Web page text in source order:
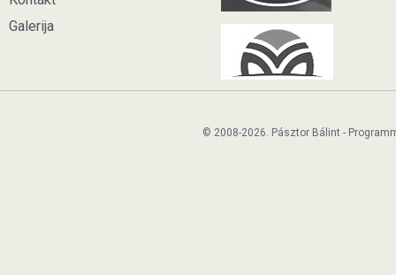
Galerija
© 2008-2026. Pásztor Bálint -